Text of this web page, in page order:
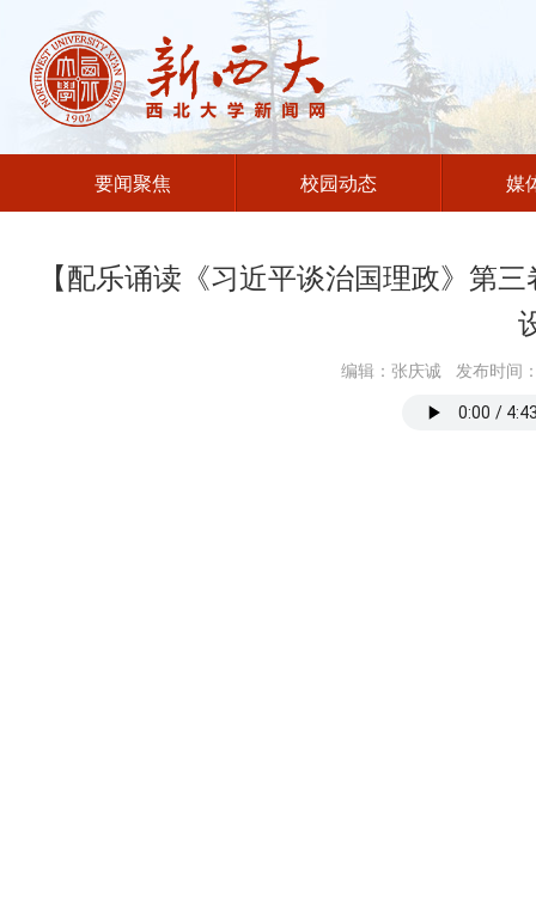
要闻聚焦 校园动态 媒
【配乐诵读《习近平谈治国理政》第
编辑：张庆诚 发布时